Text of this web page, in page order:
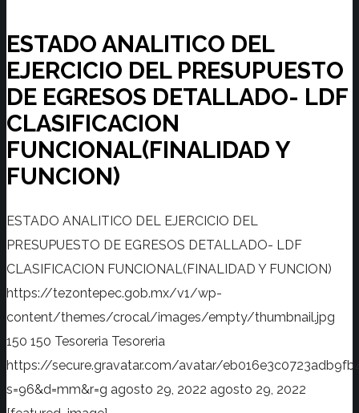
ESTADO ANALITICO DEL
EJERCICIO DEL PRESUPUESTO
DE EGRESOS DETALLADO- LDF
CLASIFICACION
FUNCIONAL(FINALIDAD Y
FUNCION)
ESTADO ANALITICO DEL EJERCICIO DEL
PRESUPUESTO DE EGRESOS DETALLADO- LDF
CLASIFICACION FUNCIONAL(FINALIDAD Y FUNCION)
https://tezontepec.gob.mx/v1/wp-
content/themes/crocal/images/empty/thumbnail.jpg
150 150 Tesoreria Tesoreria
https://secure.gravatar.com/avatar/
s=96&d=mm&r=g agosto 29, 2022 agosto 29, 2022